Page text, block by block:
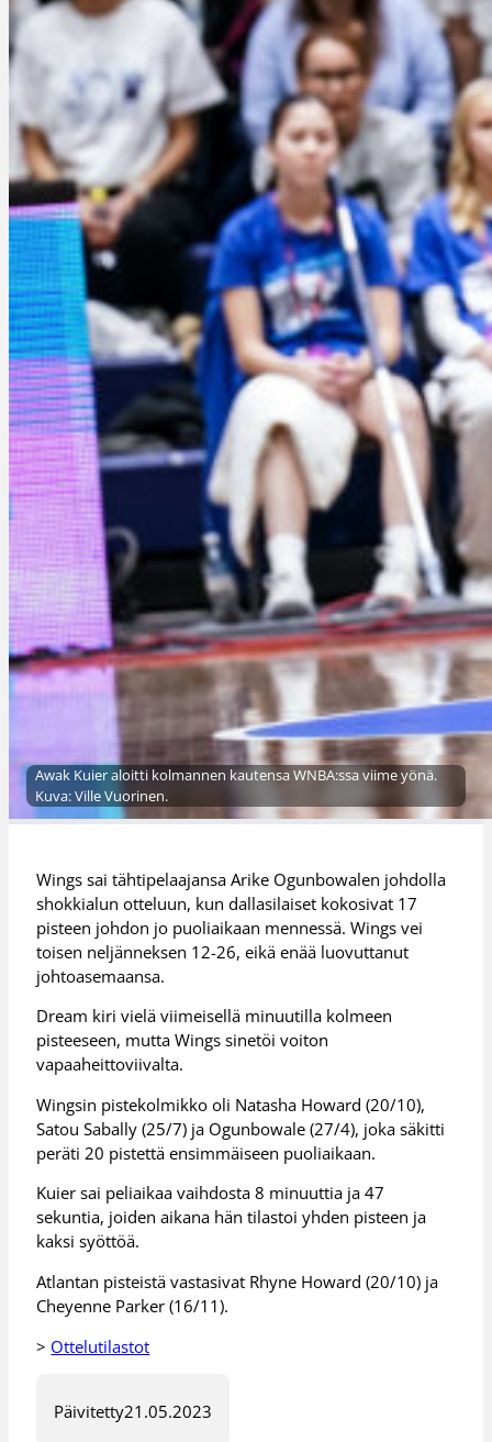
Awak Kuier aloitti kolmannen kautensa WNBA:ssa viime yönä.
Kuva: Ville Vuorinen.
Wings sai tähtipelaajansa Arike Ogunbowalen johdolla
shokkialun otteluun, kun dallasilaiset kokosivat 17
pisteen johdon jo puoliaikaan mennessä. Wings vei
toisen neljänneksen 12-26, eikä enää luovuttanut
johtoasemaansa.
Dream kiri vielä viimeisellä minuutilla kolmeen
pisteeseen, mutta Wings sinetöi voiton
vapaaheittoviivalta.
Wingsin pistekolmikko oli Natasha Howard (20/10),
Satou Sabally (25/7) ja Ogunbowale (27/4), joka säkitti
peräti 20 pistettä ensimmäiseen puoliaikaan.
Kuier sai peliaikaa vaihdosta 8 minuuttia ja 47
sekuntia, joiden aikana hän tilastoi yhden pisteen ja
kaksi syöttöä.
Atlantan pisteistä vastasivat Rhyne Howard (20/10) ja
Cheyenne Parker (16/11).
> Ottelutilastot
Päivitetty21.05.2023